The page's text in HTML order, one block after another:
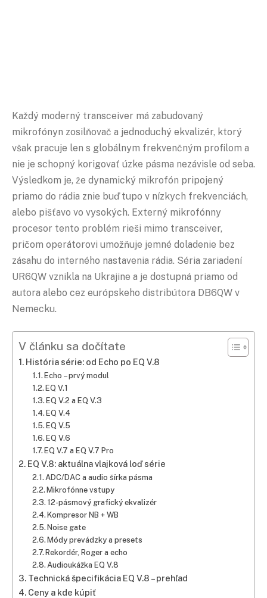
Každý moderný transceiver má zabudovaný
mikrofónyn zosilňovač a jednoduchý ekvalizér, ktorý
však pracuje len s globálnym frekvenčným profilom a
nie je schopný korigovať úzke pásma nezávisle od seba.
Výsledkom je, že dynamický mikrofón pripojený
priamo do rádia znie buď tupo v nízkych frekvenciách,
alebo pišťavo vo vysokých. Externý mikrofónny
procesor tento problém rieši mimo transceiver,
pričom operátorovi umožňuje jemné doladenie bez
zásahu do interného nastavenia rádia. Séria zariadení
UR6QW vznikla na Ukrajine a je dostupná priamo od
autora alebo cez európskeho distribútora DB6QW v
Nemecku.
V článku sa dočítate
História série: od Echo po EQ V.8
Echo – prvý modul
EQ V.1
EQ V.2 a EQ V.3
EQ V.4
EQ V.5
EQ V.6
EQ V.7 a EQ V.7 Pro
EQ V.8: aktuálna vlajková loď série
ADC/DAC a audio šírka pásma
Mikrofónne vstupy
12-pásmový grafický ekvalizér
Kompresor NB + WB
Noise gate
Módy prevádzky a presets
Rekordér, Roger a echo
Audioukážka EQ V.8
Technická špecifikácia EQ V.8 – prehľad
Ceny a kde kúpiť